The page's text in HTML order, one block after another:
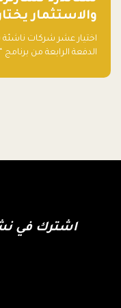
والاستثمار
تقودها سيدات
"المرأة
اختيار عشر شركات
الدفعة الرابعة من
وتعزيز منظومة الشركات
اشترك في